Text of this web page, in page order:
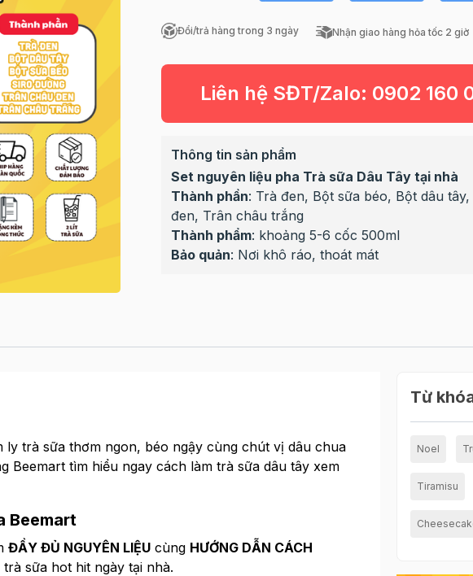
Đổi/trả hàng trong 3 ngày Nhận giao hàng hỏa tốc 2 giờ
Liên hệ SĐT/Zalo: 0902 160
Thông tin sản phẩm
Set nguyên liệu pha Trà sữa Dâu Tây tại nhà
Thành phần: Trà đen, Bột sữa béo, Bột dâu
đen, Trân châu trắng
Thành phẩm: khoảng 5-6 cốc 500ml
Bảo quản: Nơi khô ráo, thoát mát
trà sữa thơm ngon, béo ngậy cùng chút vị dâu chua
tìm hiểu ngay cách làm trà sữa dâu tây xem
Beemart
ĐẦY ĐỦ NGUYÊN LIỆUcùng HƯỚNG DẪN CÁCH
sữa hot hit ngày tại nhà.
Từ
Noel
Tiramisu